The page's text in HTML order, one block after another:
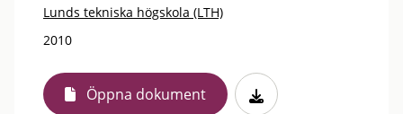
Lunds tekniska högskola (LTH)
2010
Öppna dokument